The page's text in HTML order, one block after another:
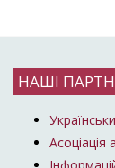
НАШІ
Асоціація